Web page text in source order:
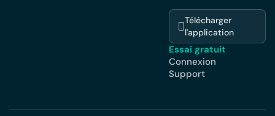
Télécharger
l'application
Essai gratuit
Connexion
Support